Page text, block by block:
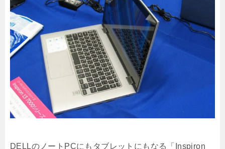
DELLのノートPCにもタブレットにもなる「Inspiron